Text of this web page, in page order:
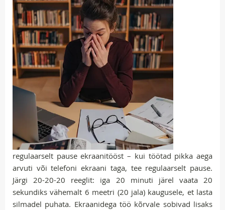
regulaarselt pause ekraanitööst – kui töötad pikka aega
arvuti või telefoni ekraani taga, tee regulaarselt pause.
Järgi 20-20-20 reeglit: iga 20 minuti järel vaata 20
sekundiks vähemalt 6 meetri (20 jala) kaugusele, et lasta
silmadel puhata. Ekraanidega töö kõrvale sobivad lisaks